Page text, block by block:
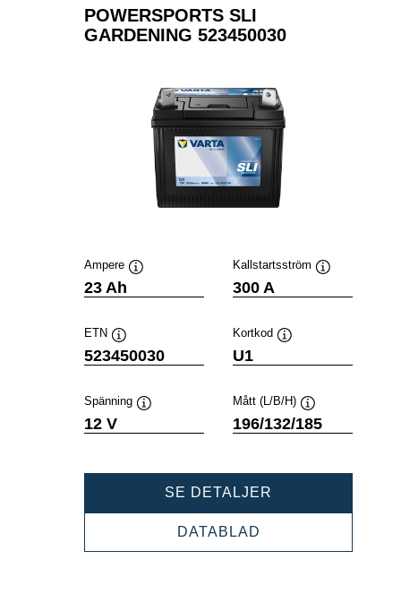
POWERSPORTS SLI
GARDENING 523450030
Ampere
23 Ah
Kallstartsström
300 A
ETN
Verktygstips
523450030
Kortkod
U1
Spänning
12 V
Mått (L/B/H)
Verktygstips
196/132/185
SE DETALJER
DATABLAD